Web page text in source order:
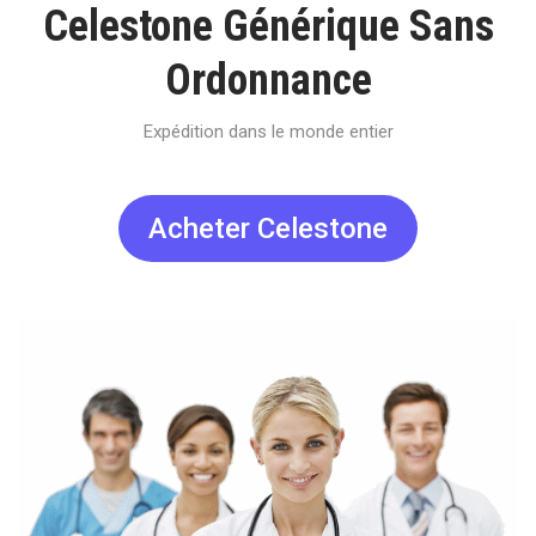
Celestone Générique Sans
Ordonnance
Expédition dans le monde entier
Acheter Celestone